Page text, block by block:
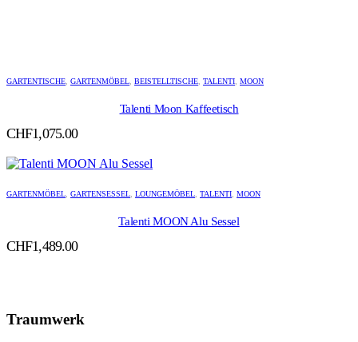
GARTENTISCHE GARTENMÖBEL BEISTELLTISCHE TALENTI MOON
Talenti Moon Kaffeetisch
CHF1,075.00
GARTENMÖBEL GARTENSESSEL LOUNGEMÖBEL TALENTI MOON
Talenti MOON Alu Sessel
CHF1,489.00
Traumwerk